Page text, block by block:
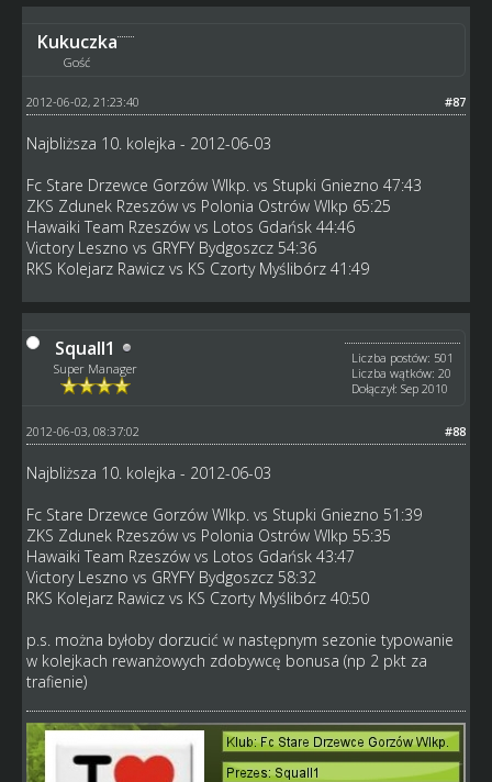
Kukuczka
Gość
#87
2012-06-02, 21:23:40
Najbliższa 10. kolejka - 2012-06-03
Fc Stare Drzewce Gorzów Wlkp. vs Stupki Gniezno 47:43
ZKS Zdunek Rzeszów vs Polonia Ostrów Wlkp 65:25
Hawaiki Team Rzeszów vs Lotos Gdańsk 44:46
Victory Leszno vs GRYFY Bydgoszcz 54:36
RKS Kolejarz Rawicz vs KS Czorty Myślibórz 41:49
Squall1
Super Manager
Liczba postów: 501
Liczba wątków: 20
Dołączył: Sep 2010
#88
2012-06-03, 08:37:02
Najbliższa 10. kolejka - 2012-06-03
Fc Stare Drzewce Gorzów Wlkp. vs Stupki Gniezno 51:39
ZKS Zdunek Rzeszów vs Polonia Ostrów Wlkp 55:35
Hawaiki Team Rzeszów vs Lotos Gdańsk 43:47
Victory Leszno vs GRYFY Bydgoszcz 58:32
RKS Kolejarz Rawicz vs KS Czorty Myślibórz 40:50
p.s. można byłoby dorzucić w następnym sezonie typowanie
w kolejkach rewanżowych zdobywcę bonusa (np 2 pkt za
trafienie)